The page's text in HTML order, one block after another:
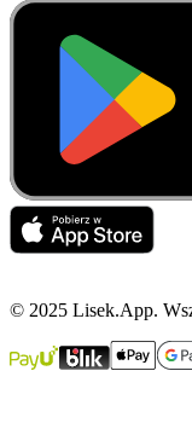
© 2025 Lisek.App.